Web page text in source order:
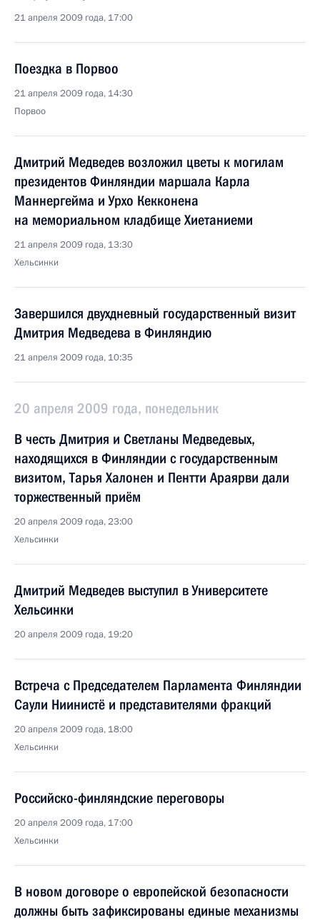
21 апреля 2009 года, 17:00
Поездка в Порвоо
21 апреля 2009 года, 14:30
Порвоо
Дмитрий Медведев возложил цветы к могилам
президентов Финляндии маршала Карла
Маннергейма и Урхо Кекконена
на мемориальном кладбище Хиетаниеми
21 апреля 2009 года, 13:30
Хельсинки
Завершился двухдневный государственный визит
Дмитрия Медведева в Финляндию
21 апреля 2009 года, 10:35
20 апреля 2009 года, понедельник
В честь Дмитрия и Светланы Медведевых,
находящихся в Финляндии с государственным
визитом, Тарья Халонен и Пентти Араярви дали
торжественный приём
20 апреля 2009 года, 23:00
Хельсинки
Дмитрий Медведев выступил в Университете
Хельсинки
20 апреля 2009 года, 19:20
Встреча с Председателем Парламента Финляндии
Саули Ниинистё и представителями фракций
20 апреля 2009 года, 18:00
Хельсинки
Российско-финляндские переговоры
20 апреля 2009 года, 17:00
Хельсинки
В новом договоре о европейской безопасности
должны быть зафиксированы единые механизмы